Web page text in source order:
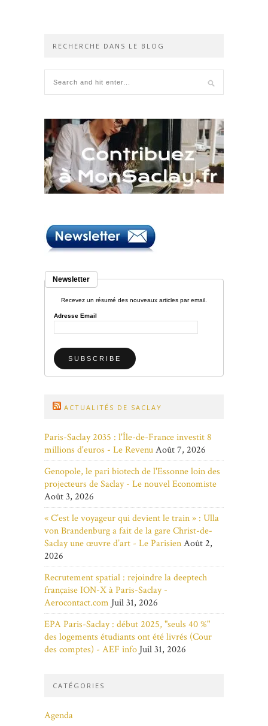
RECHERCHE DANS LE BLOG
Newsletter
Recevez un résumé des nouveaux articles par email.
Adresse Email
ACTUALITÉS DE SACLAY
Paris-Saclay 2035 : l'Île-de-France investit 8
millions d'euros - Le RevenuAoût 7, 2026
Genopole, le pari biotech de l'Essonne loin des
projecteurs de Saclay - Le nouvel Economiste
Août 3, 2026
« C’est le voyageur qui devient le train » : Ulla
von Brandenburg a fait de la gare Christ-de-
Saclay une œuvre d’art - Le ParisienAoût 2,
2026
Recrutement spatial : rejoindre la deeptech
française ION-X à Paris-Saclay -
Aerocontact.com Juil 31, 2026
EPA Paris-Saclay : début 2025, "seuls 40 %"
des logements étudiants ont été livrés (Cour
des comptes) - AEF info Juil 31, 2026
CATÉGORIES
Agenda